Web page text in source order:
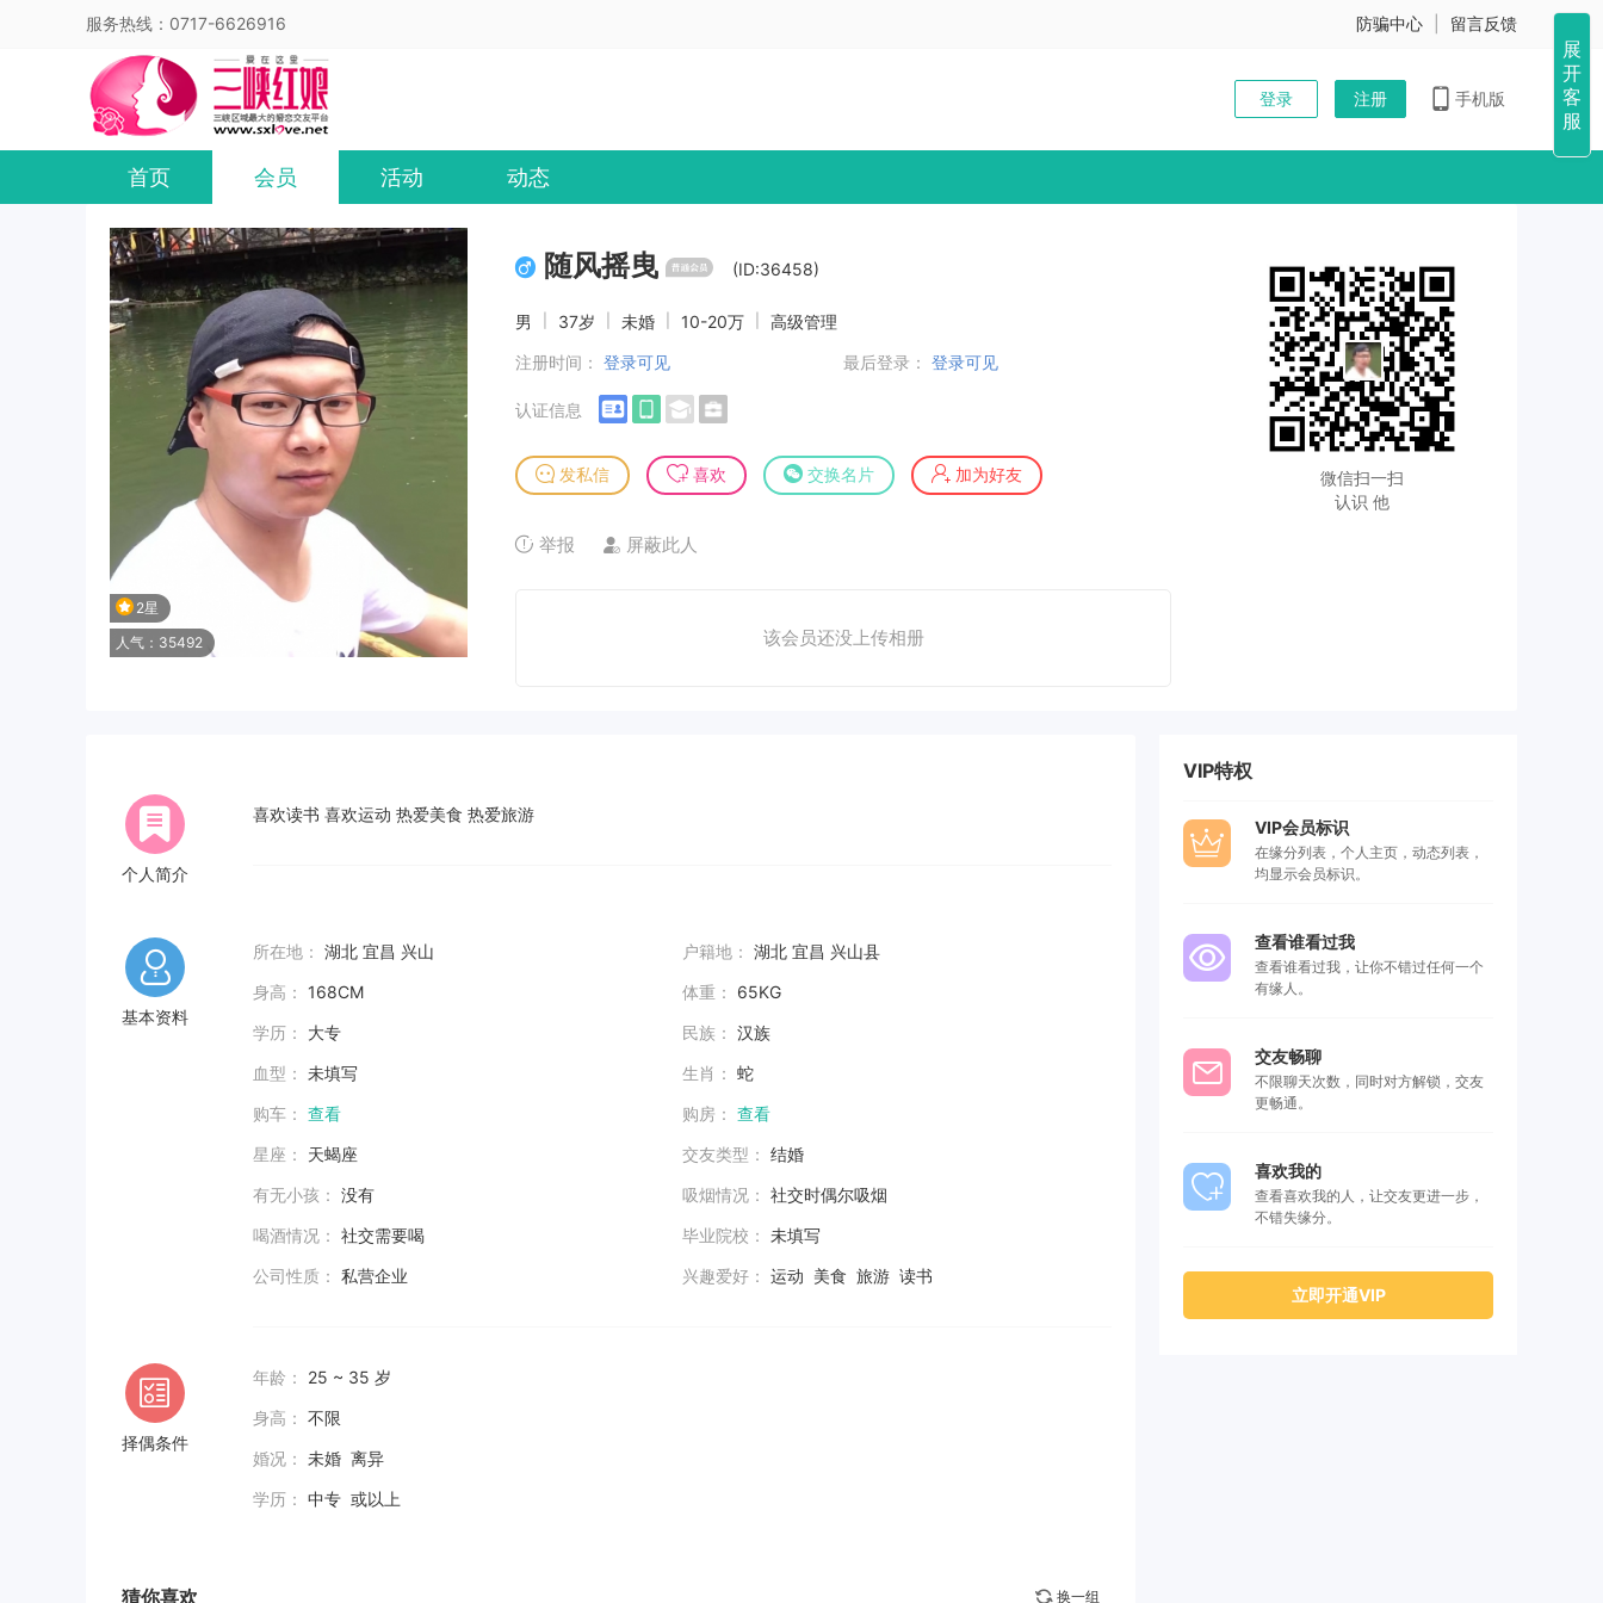
服务热线：0717-6626916 防骗中心 留言反馈
登录 注册 手机版
首页 会员 活动 动态
2星
人气：35492
随风摇曳 (ID:36458)
男 37岁 未婚 10-20万
高级管理
注册时间： 登录可见 最后登录： 登录可见
认证信息
发私信 喜欢 交换名片 加为好友
举报 屏蔽此人
该会员还没上传相册
微信扫一扫
认识 他
个人简介
喜欢读书 喜欢运动 热爱美食 热爱旅游
基本资料
所在地： 湖北 宜昌 兴山 户籍地： 湖北 宜昌 兴山县
身高：
168CM 体重：
65KG
学历：
大专 民族： 汉族
血型： 未填写 生肖： 蛇
购车： 查看 购房： 查看
星座：
天蝎座 交友类型： 结婚
有无小孩： 没有 吸烟情况： 社交时偶尔吸烟
喝酒情况： 社交需要喝 毕业院校： 未填写
公司性质： 私营企业 兴趣爱好： 运动 美食 旅游 读书
择偶条件
年龄：
25 ~ 35 岁
身高： 不限
婚况： 未婚 离异
学历： 中专 或以上
猜你喜欢 换一组
VIP特权
VIP会员标识
在缘分列表，个人主页，动态列表，
均显示会员标识。
查看谁看过我
查看谁看过我，让你不错过任何一个
有缘人。
交友畅聊
不限聊天次数，同时对方解锁，交友
更畅通。
喜欢我的
查看喜欢我的人，让交友更进一步，
不错失缘分。
立即开通VIP
展
开
客
服